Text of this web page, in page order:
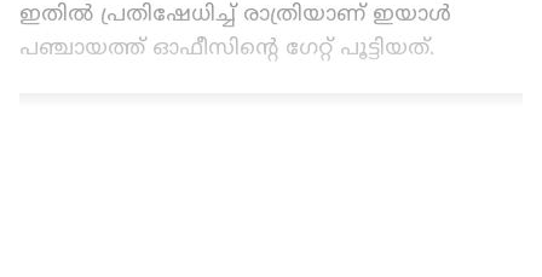
ഇതില്‍ പ്രതിഷേധിച്ച് രാത്രിയാണ് ഇയാള്‍
പഞ്ചായത്ത് ഓഫീസിന്‍റെ ഗേറ്റ് പൂട്ടിയത്.